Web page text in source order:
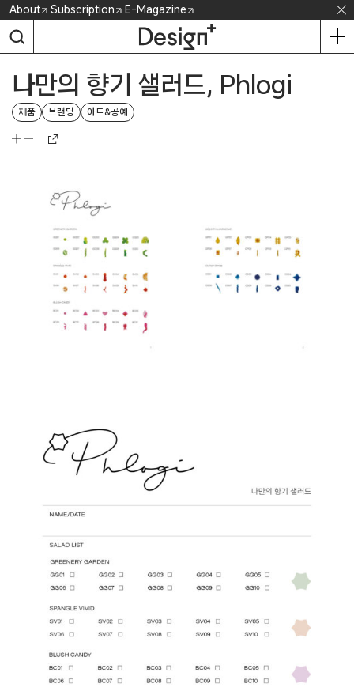
Skip
content
About Subscription E-Magazine
나만의 향기 샐러드, Phlogi
제품 브랜딩 아트&공예